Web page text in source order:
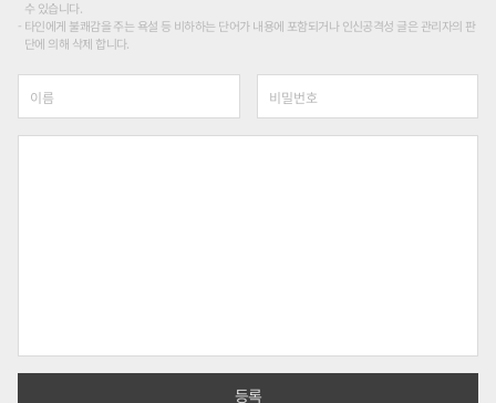
수 있습니다.
타인에게 불쾌감을 주는 욕설 등 비하하는 단어가 내용에 포함되거나 인신공격성 글은 관리자의 판
단에 의해 삭제 합니다.